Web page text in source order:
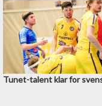
Tunet-talent klar for